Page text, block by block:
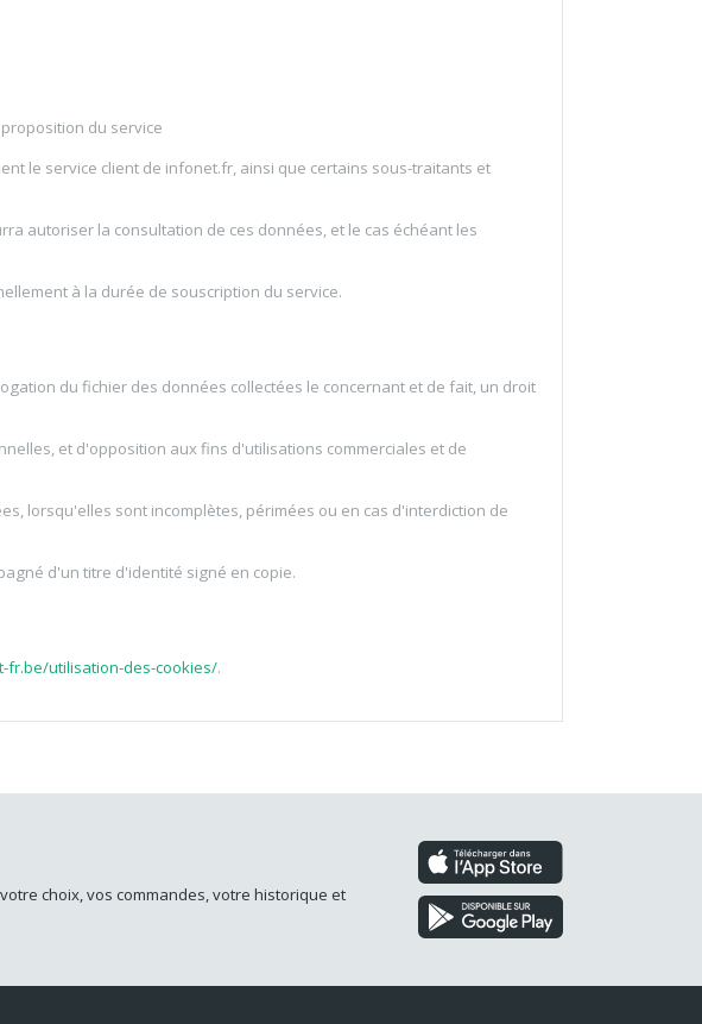
du service
le service client de infonet.fr, ainsi que certains sous-traitants et
autoriser la consultation de ces données, et le cas échéant les
à la durée de souscription du service.
du fichier des données collectées le concernant et de fait, un droit
et d'opposition aux fins d'utilisations commerciales et de
lorsqu'elles sont incomplètes, périmées ou en cas d'interdiction de
d'un titre d'identité signé en copie.
fr.be/utilisation-des-cookies/.
choix, vos commandes, votre historique et